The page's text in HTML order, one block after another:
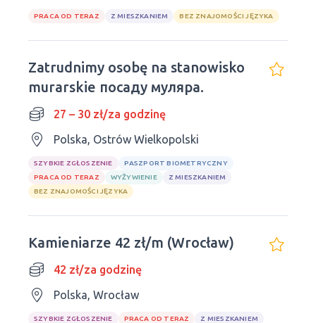
PRACA OD TERAZ Z MIESZKANIEM BEZ ZNAJOMOŚCI JĘZYKA
Zatrudnimy osobę na stanowisko
murarskie посаду муляра.
27 – 30 zł/za godzinę
Polska, Ostrów Wielkopolski
SZYBKIE ZGŁOSZENIE
PASZPORT BIOMETRYCZNY
PRACA OD TERAZ
WYŻYWIENIE
Z MIESZKANIEM
BEZ ZNAJOMOŚCI JĘZYKA
Kamieniarze 42 zł/m (Wrocław)
42 zł/za godzinę
Polska, Wrocław
SZYBKIE ZGŁOSZENIE PRACA OD TERAZ
Z MIESZKANIEM